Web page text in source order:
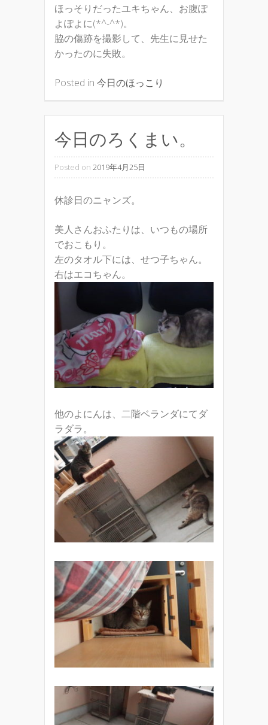
ほっそりだったユキちゃん、お腹ぽ
よぽよに(*^-^*)。
脇の傷跡を撮影して、先生に見せた
かったのに失敗。
Posted in 今日のほっこり
今日のろくまい。
Posted on 2019年4月25日
休診日のニャンズ。
美人さんおふたりは、いつもの場所
でおこもり。
左のタオル下には、せつ子ちゃん。
右はエコちゃん。
他のよにんは、二階ベランダにてダ
ラダラ。